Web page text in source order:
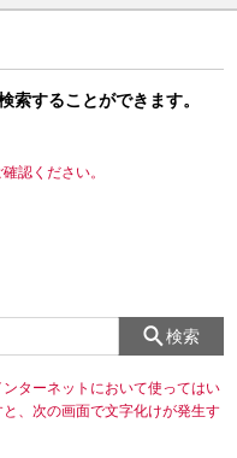
索することができます。
認ください。
検索
ターネットにおいて使ってはい
、次の画面で文字化けが発生す